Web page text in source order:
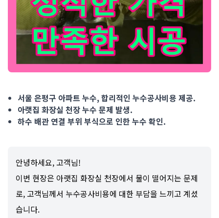
서울 은평구 아파트 누수, 합리적인 누수공사비용 제공.
아랫집 화장실 천장 누수 문제 발생.
하수 배관 연결 부위 부식으로 인한 누수 확인.
안녕하세요, 고객님!
이번 현장은 아랫집 화장실 천장에서 물이 떨어지는 문제
로, 고객님께서 누수공사비용에 대한 부담을 느끼고 계셨
습니다.